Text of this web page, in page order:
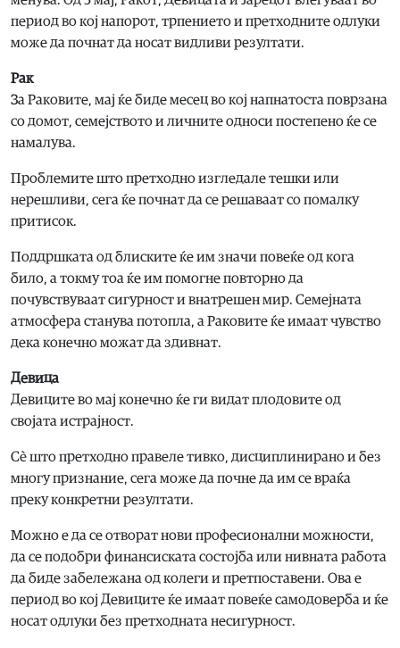
период во кој напорот, трпението и претходните одлуки
може да почнат да носат видливи резултати.
Рак
За Раковите, мај ќе биде месец во кој напнатоста поврзана
со домот, семејството и личните односи постепено ќе се
намалува.
Проблемите што претходно изгледале тешки или
нерешливи, сега ќе почнат да се решаваат со помалку
притисок.
Поддршката од блиските ќе им значи повеќе од кога
било, а токму тоа ќе им помогне повторно да
почувствуваат сигурност и внатрешен мир. Семејната
атмосфера станува потопла, а Раковите ќе имаат чувство
дека конечно можат да здивнат.
Девица
Девиците во мај конечно ќе ги видат плодовите од
својата истрајност.
Сè што претходно правеле тивко, дисциплинирано и без
многу признание, сега може да почне да им се враќа
преку конкретни резултати.
Можно е да се отворат нови професионални можности,
да се подобри финансиската состојба или нивната работа
да биде забележана од колеги и претпоставени. Ова е
период во кој Девиците ќе имаат повеќе самодоверба и ќе
носат одлуки без претходната несигурност.